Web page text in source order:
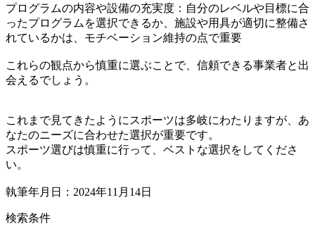
プログラムの内容や設備の充実度：自分のレベルや目標に合
ったプログラムを選択できるか、施設や用具が適切に整備さ
れているかは、モチベーション維持の点で重要
これらの観点から慎重に選ぶことで、信頼できる事業者と出
会えるでしょう。
これまで見てきたようにスポーツは多岐にわたりますが、あ
なたのニーズに合わせた選択が重要です。
スポーツ選びは慎重に行って、ベストな選択をしてくださ
い。
執筆年月日：2024年11月14日
検索条件